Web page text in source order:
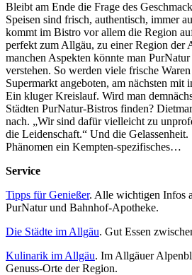
Bleibt am Ende die Frage des
Speisen sind frisch, authentisch, immer
kommt im Bistro vor allem die Region
perfekt zum Allgäu, zu einer Region der
manchen Aspekten könnte man
verstehen. So werden viele frische
Supermarkt angeboten, am nächsten mit
Ein kluger Kreislauf. Wird man
Städten PurNatur-Bistros finden?
nach. „Wir sind dafür vielleicht zu
die Leidenschaft.“ Und die
Phänomen ein Kempten-spezifisches…
Service
Tipps für Genießer. Alle wichtigen Infos
PurNatur und Bahnhof-Apotheke.
Die Städte im Allgäu. Gut Essen
Kulinarik im Allgäu. Im Allgäuer
Genuss-Orte der Region.